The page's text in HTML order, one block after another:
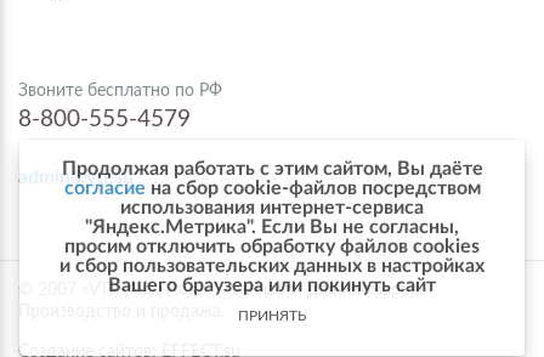
Звоните бесплатно по РФ
8-800-555-4579
admin@vtr.su
© 2007 «VTR-Auto Russ» — запчасти для иномарок.
Создание сайтов: EFFECT.su
Продолжая работать с этим сайтом, Вы даёте
согласие на сбор cookie-файлов посредством
использования интернет-сервиса
"Яндекс.Метрика". Если Вы не согласны,
просим отключить обработку файлов cookies
и сбор пользовательских данных в настройках
Вашего браузера или покинуть сайт
ПРИНЯТЬ